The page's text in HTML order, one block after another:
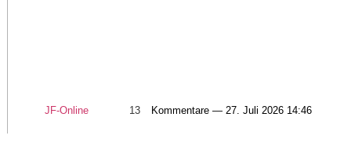
JF-Online 13 Kommentare — 27. Juli 2026 14:46